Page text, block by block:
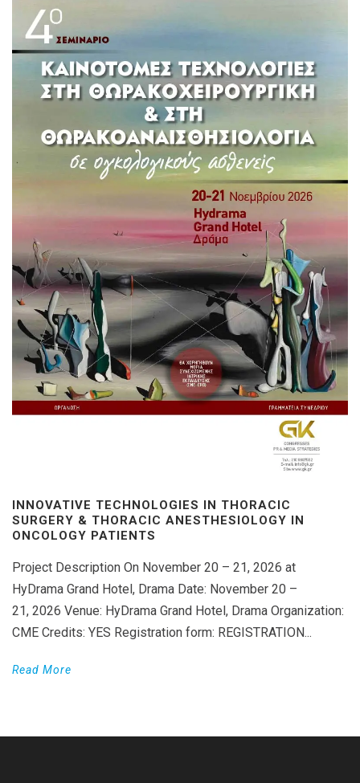
INNOVATIVE TECHNOLOGIES IN THORACIC
SURGERY & THORACIC ANESTHESIOLOGY IN
ONCOLOGY PATIENTS
Project Description On November 20 – 21, 2026 at
HyDrama Grand Hotel, Drama Date: November 20 –
21, 2026 Venue: HyDrama Grand Hotel, Drama Organization:
CME Credits: YES Registration form: REGISTRATION...
Read More